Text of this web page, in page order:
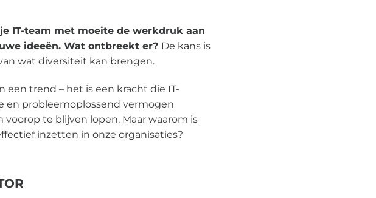
IT-team met moeite de werkdruk aan
ideeën. Wat ontbreekt er? De kans is
wat diversiteit kan brengen.
een trend – het is een kracht die IT-
en probleemoplossend vermogen
te blijven lopen. Maar waarom is
inzetten in onze organisaties?